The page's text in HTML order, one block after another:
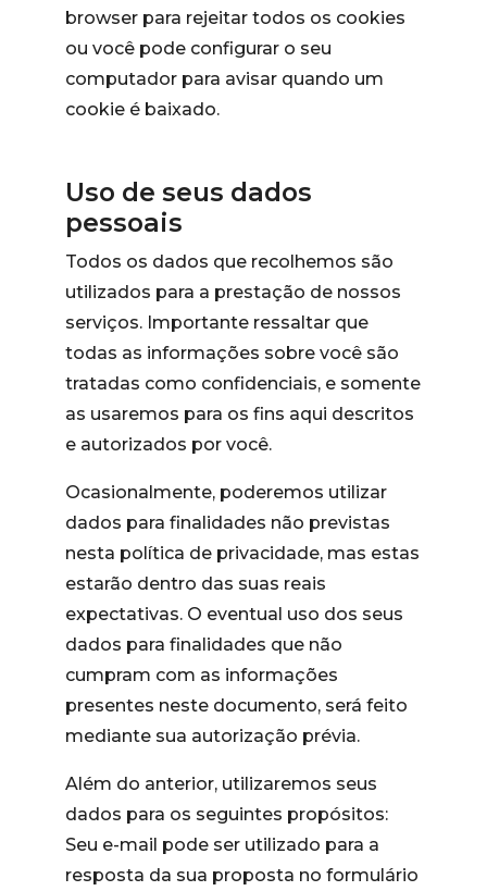
browser para rejeitar todos os cookies
ou você pode configurar o seu
computador para avisar quando um
cookie é baixado.
Uso de seus dados
pessoais
Todos os dados que recolhemos são
utilizados para a prestação de nossos
serviços. Importante ressaltar que
todas as informações sobre você são
tratadas como confidenciais, e somente
as usaremos para os fins aqui descritos
e autorizados por você.
Ocasionalmente, poderemos utilizar
dados para finalidades não previstas
nesta política de privacidade, mas estas
estarão dentro das suas reais
expectativas. O eventual uso dos seus
dados para finalidades que não
cumpram com as informações
presentes neste documento, será feito
mediante sua autorização prévia.
Além do anterior, utilizaremos seus
dados para os seguintes propósitos:
Seu e-mail pode ser utilizado para a
resposta da sua proposta no formulário